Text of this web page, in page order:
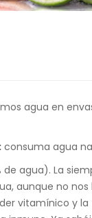
agua en
consuma agua
de agua). La
aunque no nos
vitamínico y